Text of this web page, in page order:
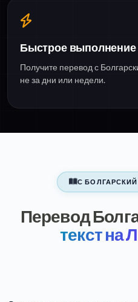
Быстрое выполнение
Получите перевод с
не за дни или недели.
С
Перевод
текст на